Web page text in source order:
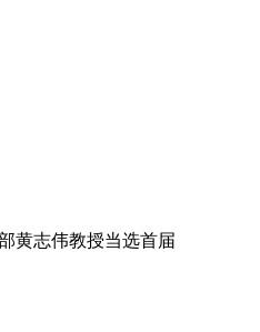
黄志伟教授当选首届